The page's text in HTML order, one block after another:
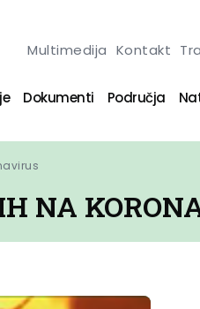
Multimedija Kontakt
Dokumenti Područja
NA